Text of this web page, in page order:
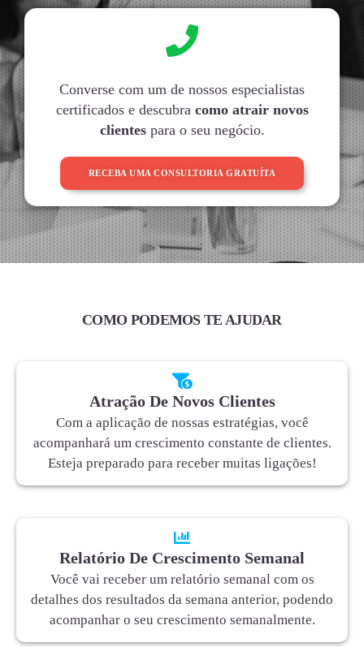
Converse com um de nossos especialistas
certificados e descubra como atrair novos
clientespara o seu negócio.
RECEBA UMA CONSULTORIA GRATUÍTA
COMO PODEMOS TE AJUDAR
Atração De Novos Clientes
Com a aplicação de nossas estratégias, você
acompanhará um crescimento constante de clientes.
Esteja preparado para receber muitas ligações!
Relatório De Crescimento Semanal
Você vai receber um relatório semanal com os
detalhes dos resultados da semana anterior, podendo
acompanhar o seu crescimento semanalmente.